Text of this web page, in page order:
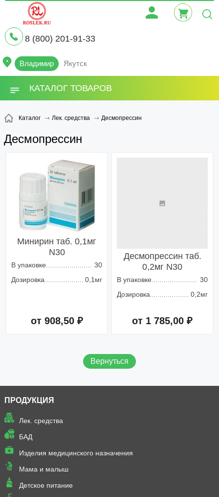
8 (800) 201-91-33
Владимир Якутск
КАТАЛОГ ТОВАРОВ
Каталог Лек. средства Десмопрессин
Десмопрессин
Минирин таб. 0,1мг
N30
В упаковке
30
Дозировка
0,1мг
от 908,50 ₽
Десмопрессин таб.
0,2мг N30
В упаковке
30
Дозировка
0,2мг
от 1 785,00 ₽
Вернуться
ПРОДУКЦИЯ
Лек. средства
БАД
Изделия медицинского назначения
Мама и малыш
Детское питание